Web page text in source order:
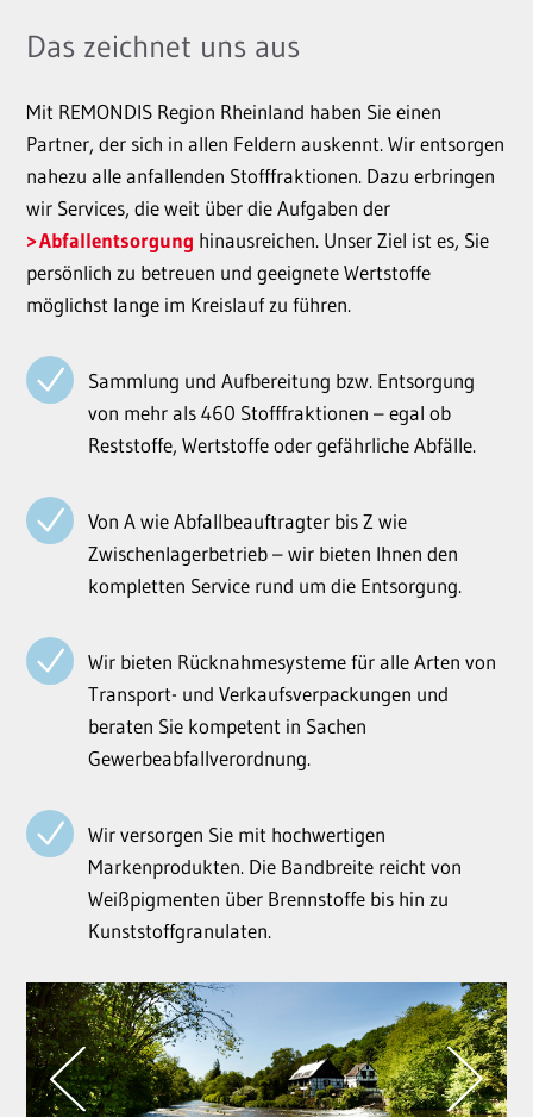
Das zeichnet uns aus
Mit REMONDIS Region Rheinland haben Sie einen
Partner, der sich in allen Feldern auskennt. Wir entsorgen
nahezu alle anfallenden Stofffraktionen. Dazu erbringen
wir Services, die weit über die Aufgaben der
Abfallentsorgung hinausreichen. Unser Ziel ist es, Sie
persönlich zu betreuen und geeignete Wertstoffe
möglichst lange im Kreislauf zu führen.
Sammlung und Aufbereitung bzw. Entsorgung
von mehr als 460 Stofffraktionen – egal ob
Reststoffe, Wertstoffe oder gefährliche Abfälle.
Von A wie Abfallbeauftragter bis Z wie
Zwischenlagerbetrieb – wir bieten Ihnen den
kompletten Service rund um die Entsorgung.
Wir bieten Rücknahmesysteme für alle Arten von
Transport- und Verkaufsverpackungen und
beraten Sie kompetent in Sachen
Gewerbeabfallverordnung.
Wir versorgen Sie mit hochwertigen
Markenprodukten. Die Bandbreite reicht von
Weißpigmenten über Brennstoffe bis hin zu
Kunststoffgranulaten.